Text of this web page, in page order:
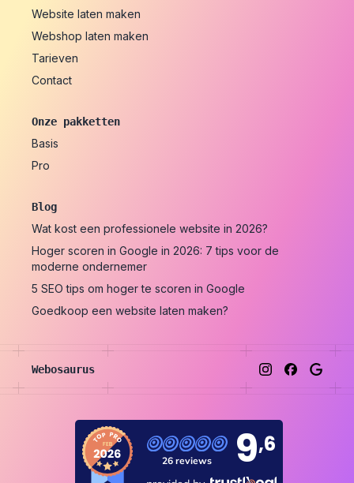
Website laten maken
Webshop laten maken
Tarieven
Contact
Onze pakketten
Basis
Pro
Blog
Wat kost een professionele website in 2026?
Hoger scoren in Google in 2026: 7 tips voor de
moderne ondernemer
5 SEO tips om hoger te scoren in Google
Goedkoop een website laten maken?
Webosaurus
Instagram
Facebook
Google
26 reviews 9,6